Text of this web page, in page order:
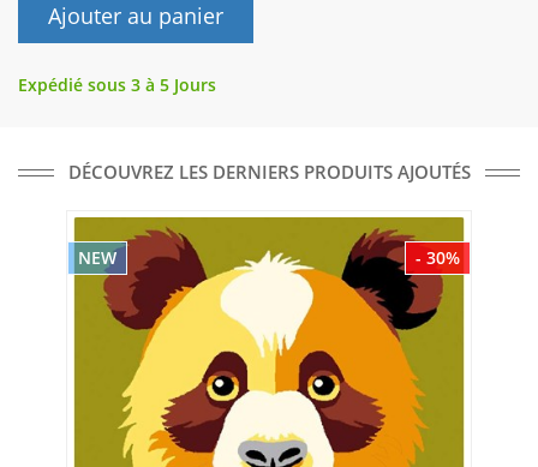
Ajouter au panier
Expédié sous 3 à 5 Jours
DÉCOUVREZ LES DERNIERS PRODUITS AJOUTÉS
- 30%
NEW